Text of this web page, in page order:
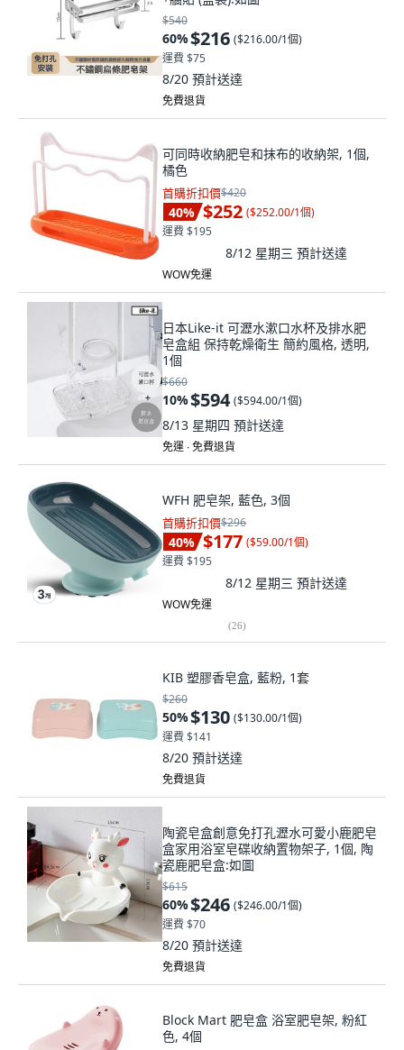
$540
60%$216 ($216.00/1個)
運費 $75
8/20 預計送達
免費退貨
可同時收納肥皂和抹布的收納架, 1個,
橘色
首購折扣價$420
40% $252 ($252.00/1個)
運費 $195
8/12 星期三 預計送達
WOW免運
日本Like-it 可瀝水漱口水杯及排水肥
皂盒組 保持乾燥衛生 簡約風格, 透明,
1個
$660
10%$594 ($594.00/1個)
8/13 星期四 預計送達
免運 ∙ 免費退貨
WFH 肥皂架, 藍色, 3個
首購折扣價$296
40% $177 ($59.00/1個)
運費 $195
8/12 星期三 預計送達
WOW免運
(26)
KIB 塑膠香皂盒, 藍粉, 1套
$260
50%$130 ($130.00/1個)
運費 $141
8/20 預計送達
免費退貨
陶瓷皂盒創意免打孔瀝水可愛小鹿肥皂
盒家用浴室皂碟收納置物架子, 1個, 陶
瓷鹿肥皂盒:如圖
$615
60%$246 ($246.00/1個)
運費 $70
8/20 預計送達
免費退貨
Block Mart 肥皂盒 浴室肥皂架, 粉紅
色, 4個